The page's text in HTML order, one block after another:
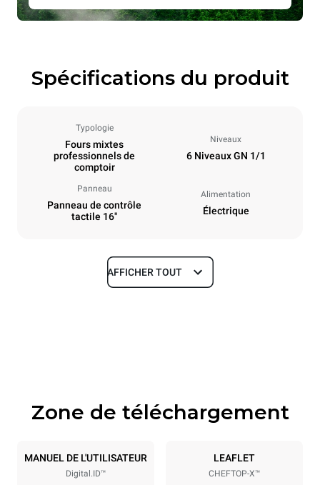
Spécifications du produit
Typologie
Fours mixtes
professionnels de
comptoir
Niveaux
6 Niveaux GN 1/1
Panneau
Panneau de contrôle
tactile 16"
Alimentation
Électrique
Dimensions
Caractéristiques de la plaque
6 GN 1/1
Espace entre les plaques
AFFICHER TOUT
Zone de téléchargement
MANUEL DE L'UTILISATEUR
Digital.ID™
LEAFLET
CHEFTOP-X™